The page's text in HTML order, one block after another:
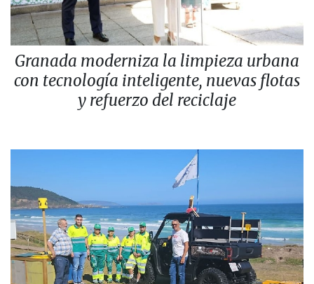
Granada moderniza la limpieza urbana
con tecnología inteligente, nuevas flotas
y refuerzo del reciclaje